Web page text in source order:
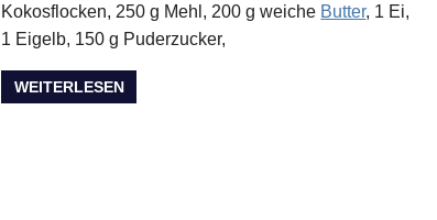
Kokosflocken, 250 g Mehl, 200 g weiche Butter, 1 Ei,
1 Eigelb, 150 g Puderzucker,
WEITERLESEN